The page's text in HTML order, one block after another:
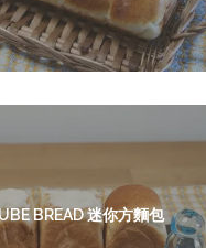
BREAD 迷你方麵包